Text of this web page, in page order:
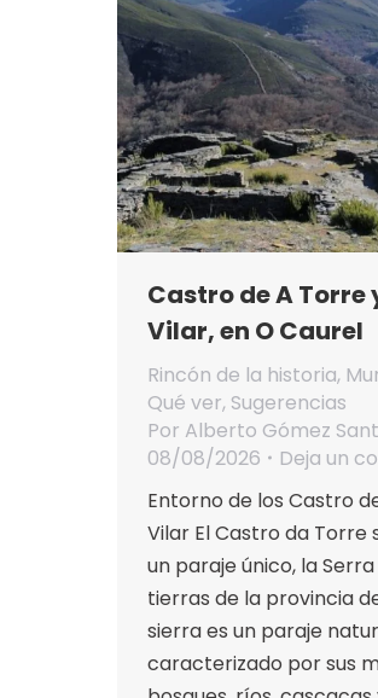
Castro de A Torre
Vilar, en O Caurel
Rincón de la historia,
Qué ver, Sugerencias
Por Alberto Gómez
08/08/2026
Deja un
Entorno de los Castro
Vilar El Castro da Torre
un paraje único, la
tierras de la provincia
sierra es un paraje
caracterizado por sus